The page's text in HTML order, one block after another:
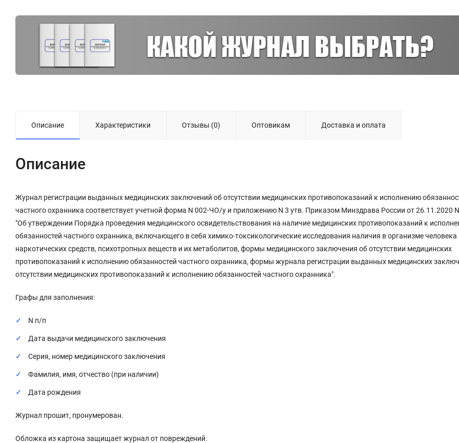
Описание Характеристики Отзывы (0) Оптовикам Доставка и оплата
Описание
Журнал регистрации выданных медицинских заключений об отсутствии медицинских противопоказаний к исполнению
частного охранника соответствует учетной форма N 002-ЧО/у и приложению N 3 утв. Приказом Минздрава России от 26.11.2020
"Об утверждении Порядка проведения медицинского освидетельствования на наличие медицинских противопоказаний к
обязанностей частного охранника, включающего в себя химико-токсикологические исследования наличия в организме человека
наркотических средств, психотропных веществ и их метаболитов, формы медицинского заключения об отсутствии медицинских
противопоказаний к исполнению обязанностей частного охранника, формы журнала регистрации выданных медицинских
отсутствии медицинских противопоказаний к исполнению обязанностей частного охранника".
Графы для заполнения:
N п/п
Дата выдачи медицинского заключения
Серия, номер медицинского заключения
Фамилия, имя, отчество (при наличии)
Дата рождения
Журнал прошит, пронумерован.
Обложка из картона защищает журнал от повреждений.